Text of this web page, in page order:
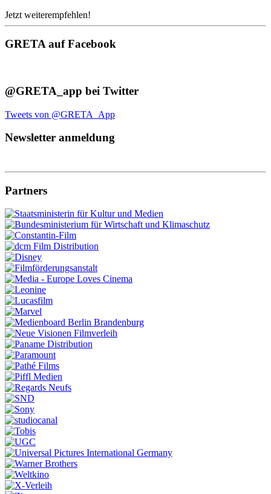
Jetzt weiterempfehlen!
GRETA auf Facebook
@GRETA_app bei Twitter
Tweets von @GRETA_App
Newsletter anmeldung
Partners